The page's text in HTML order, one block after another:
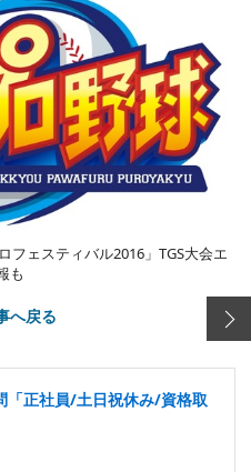
フェスティバル2016」TGS大会エ
も
へ戻る
「正社員/土日祝休み/資格取